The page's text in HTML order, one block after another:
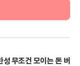
무조건 모이는 돈 버